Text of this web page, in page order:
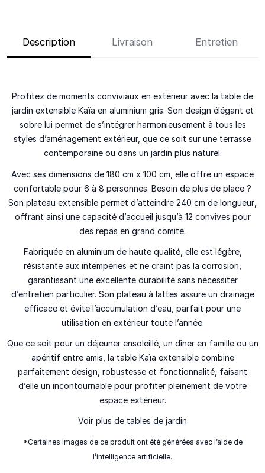
Description Livraison Entretien
Profitez de moments conviviaux en extérieur avec la table de
jardin extensible Kaïa en aluminium gris. Son design élégant et
sobre lui permet de s’intégrer harmonieusement à tous les
styles d’aménagement extérieur, que ce soit sur une terrasse
contemporaine ou dans un jardin plus naturel.
Avec ses dimensions de 180 cm x 100 cm , elle offre un espace
confortable pour 6 à 8 personnes. Besoin de plus de place ?
Son plateau extensible permet d’atteindre 240 cm de longueur
offrant ainsi une capacité d’accueil jusqu’à 12 convives pour
des repas en grand comité.
Fabriquée en aluminium de haute qualité, elle est légère,
résistante aux intempéries et ne craint pas la corrosion
garantissant une excellente durabilité sans nécessiter
d’entretien particulier. Son plateau à lattes assure un drainage
efficace et évite l’accumulation d’eau, parfait pour une
utilisation en extérieur toute l’année.
Que ce soit pour un déjeuner ensoleillé, un dîner en famille ou un
apéritif entre amis, la table Kaïa extensiblecombine
parfaitement design, robustesse et fonctionnalité , faisant
d’elle un incontournable pour profiter pleinement de votre
espace extérieur.
Voir plus de tables de jardin
*Certaines images de ce produit ont été générées avec l’aide de
l’intelligence artificielle.